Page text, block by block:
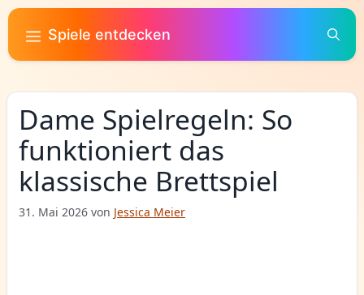
Zum
Inhalt
springen
Spiele entdecken
Dame Spielregeln: So
funktioniert das
klassische Brettspiel
31. Mai 2026 von Jessica Meier